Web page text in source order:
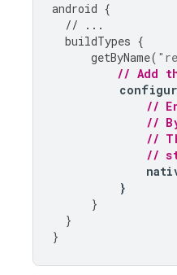
android {
// ...
buildTypes {
getByName(
// Add
//
//
//
//
}
}
}
}